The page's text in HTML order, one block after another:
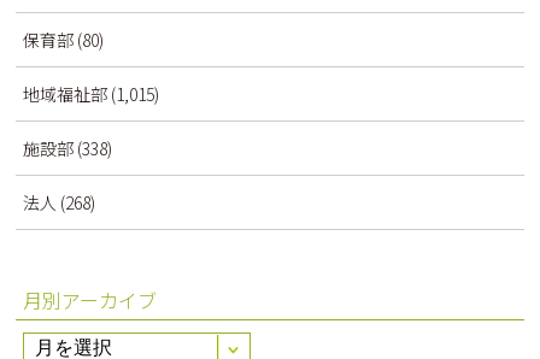
保育部 (80)
地域福祉部 (1,015)
施設部 (338)
法人 (268)
月別アーカイブ